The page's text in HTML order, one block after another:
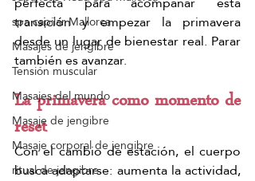
spa capilar Mallorca
Masajes de jengibre
Tensión muscular
Masajes del mundo
Masaje de jengibre
Masaje corporal de jengibre
ritual de jengibre
transición y empezar la primavera
desde un lugar de bienestar real. Parar
también es avanzar.
La primavera como momento de
reset
Con el cambio de estación, el cuerpo
busca adaptarse: aumenta la actividad,